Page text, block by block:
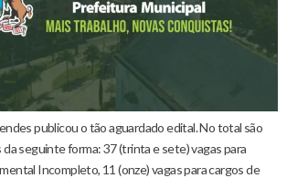
publicou o tão aguardado edital. No total são
seguinte forma: 37 (trinta e sete) vagas para
Incompleto, 11 (onze) vagas para cargos de